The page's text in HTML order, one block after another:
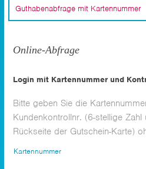
Guthabenabfrage mit Kartennummer
Online-Abfrage
Login mit Kartennummer und
Bitte geben Sie die
Kundenkontrollnr. (6-stellige
Rückseite der Gutschein-Karte)
Kartennummer